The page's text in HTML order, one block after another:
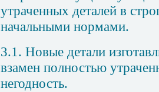
утраченных деталей в
начальными нормами.
3.1. Новые детали
взамен полностью
негодность.